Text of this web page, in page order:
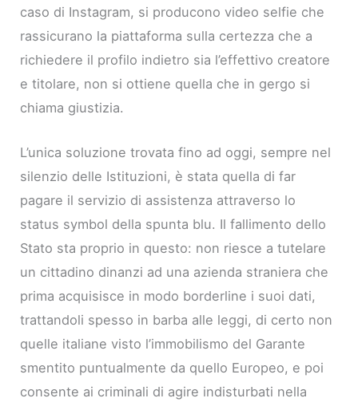
caso di Instagram, si producono video selfie che
rassicurano la piattaforma sulla certezza che a
richiedere il profilo indietro sia l’effettivo creatore
e titolare, non si ottiene quella che in gergo si
chiama giustizia.
L’unica soluzione trovata fino ad oggi, sempre nel
silenzio delle Istituzioni, è stata quella di far
pagare il servizio di assistenza attraverso lo
status symbol della spunta blu. Il fallimento dello
Stato sta proprio in questo: non riesce a tutelare
un cittadino dinanzi ad una azienda straniera che
prima acquisisce in modo borderline i suoi dati,
trattandoli spesso in barba alle leggi, di certo non
quelle italiane visto l’immobilismo del Garante
smentito puntualmente da quello Europeo, e poi
consente ai criminali di agire indisturbati nella